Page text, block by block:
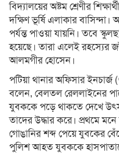
বিদ্যালয়ের অষ্টম শ্রেণীর
দক্ষিণ ভূর্ষি এলাকার
পর্যন্ত পাওয়া যায়নি। তবে
হয়েছে। তারা এলেই
আলমগীর হোসেন।
পটিয়া থানার অফিসার
বলেন, বেলতল রেললাইনের
যুবককে পড়ে থাকতে দেখে
তাদের উদ্ধার করে। প্রথমে
গোঙানির শব্দ পেয়ে যুবকের
পুলিশ আহত যুবককে